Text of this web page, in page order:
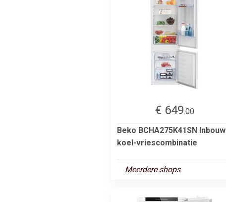
€ 649.00
Beko BCHA275K41SN Inbouw
koel-vriescombinatie
Meerdere shops